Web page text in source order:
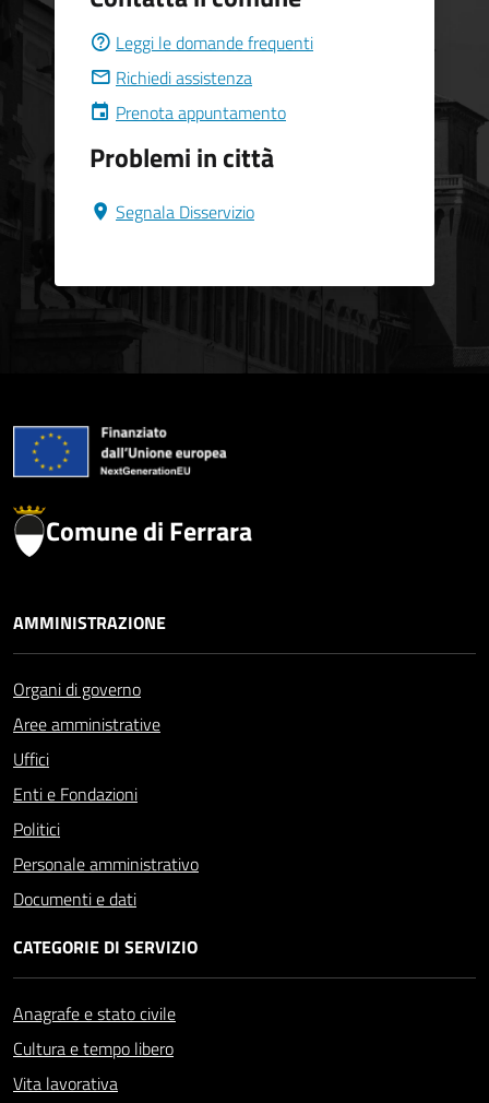
Leggi le domande frequenti
Richiedi assistenza
Prenota appuntamento
Problemi in città
Segnala Disservizio
Comune di Ferrara
AMMINISTRAZIONE
Organi di governo
Aree amministrative
Uffici
Enti e Fondazioni
Politici
Personale amministrativo
Documenti e dati
CATEGORIE DI SERVIZIO
Anagrafe e stato civile
Cultura e tempo libero
Vita lavorativa